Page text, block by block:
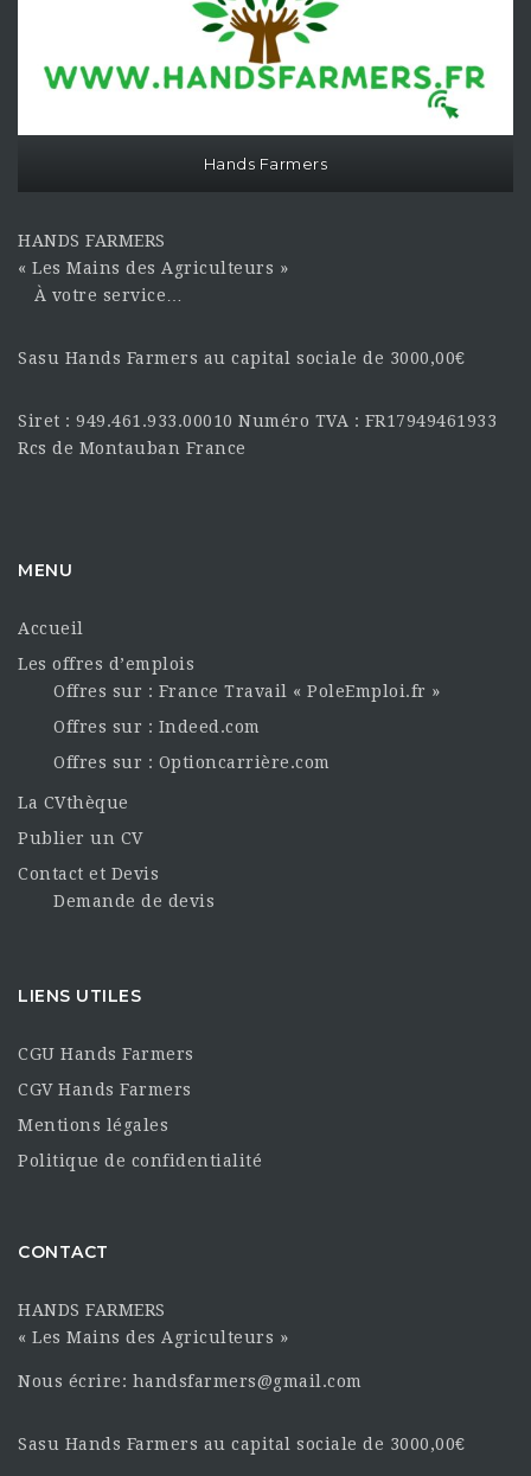
Hands Farmers
HANDS FARMERS
« Les Mains des Agriculteurs »
À votre service…
Sasu Hands Farmers au capital sociale de 3000,00€
Siret : 949.461.933.00010 Numéro TVA : FR17949461933
Rcs de Montauban France
MENU
Accueil
Les offres d’emplois
Offres sur : France Travail « PoleEmploi.fr »
Offres sur : Indeed.com
Offres sur : Optioncarrière.com
La CVthèque
Publier un CV
Contact et Devis
Demande de devis
LIENS UTILES
CGU Hands Farmers
CGV Hands Farmers
Mentions légales
Politique de confidentialité
CONTACT
HANDS FARMERS
« Les Mains des Agriculteurs »
Nous écrire: handsfarmers@gmail.com
Sasu Hands Farmers au capital sociale de 3000,00€